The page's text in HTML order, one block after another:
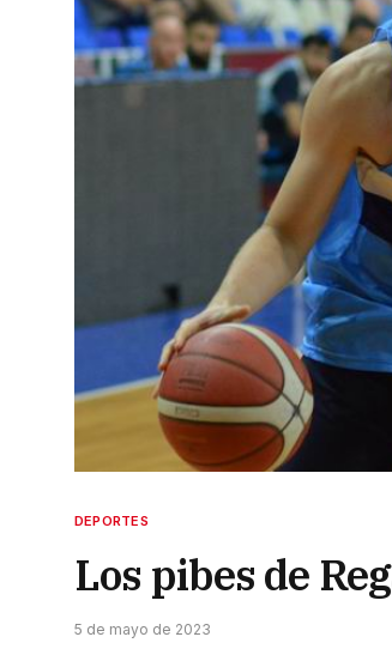
DEPORTES
Los pibes de
5 de mayo de 2023